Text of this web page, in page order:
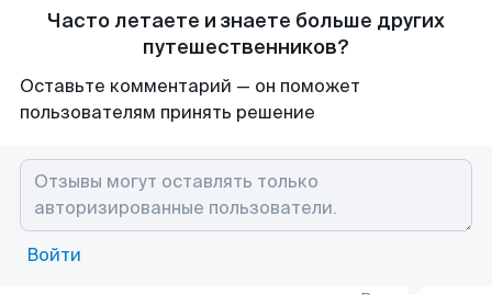
Часто летаете и знаете больше других
путешественников?
Оставьте комментарий — он поможет
пользователям принять решение
Войти